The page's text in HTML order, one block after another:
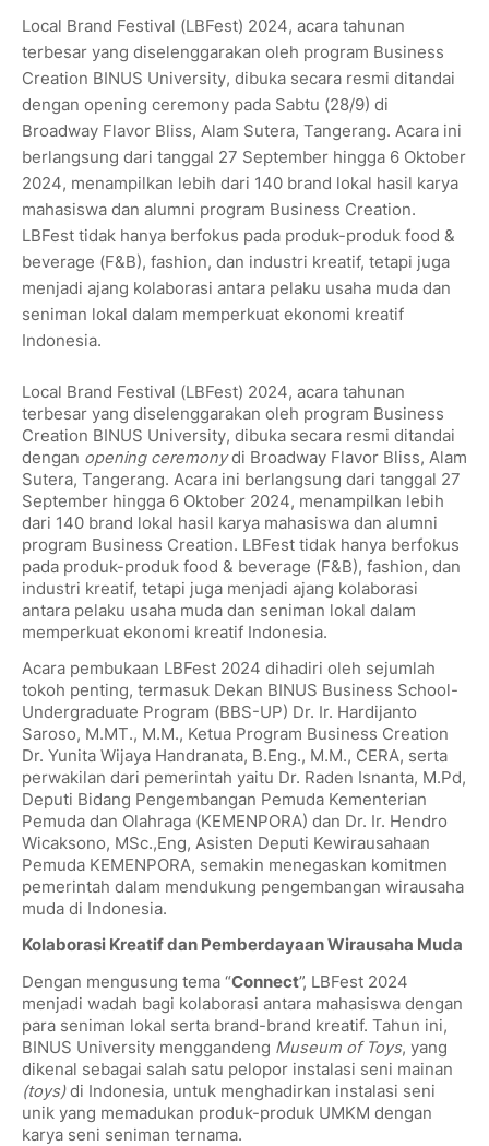
Local Brand Festival (LBFest) 2024, acara tahunan
terbesar yang diselenggarakan oleh program Business
Creation BINUS University, dibuka secara resmi ditandai
dengan opening ceremony pada Sabtu (28/9) di
Broadway Flavor Bliss, Alam Sutera, Tangerang. Acara ini
berlangsung dari tanggal 27 September hingga 6 Oktober
2024, menampilkan lebih dari 140 brand lokal hasil karya
mahasiswa dan alumni program Business Creation.
LBFest tidak hanya berfokus pada produk-produk food &
beverage (F&B), fashion, dan industri kreatif, tetapi juga
menjadi ajang kolaborasi antara pelaku usaha muda dan
seniman lokal dalam memperkuat ekonomi kreatif
Indonesia.
Local Brand Festival (LBFest) 2024, acara tahunan
terbesar yang diselenggarakan oleh program Business
Creation BINUS University, dibuka secara resmi ditandai
dengan opening ceremonydi Broadway Flavor Bliss, Alam
Sutera, Tangerang. Acara ini berlangsung dari tanggal 27
September hingga 6 Oktober 2024, menampilkan lebih
dari 140 brand lokal hasil karya mahasiswa dan alumni
program Business Creation. LBFest tidak hanya berfokus
pada produk-produk food & beverage (F&B), fashion, dan
industri kreatif, tetapi juga menjadi ajang kolaborasi
antara pelaku usaha muda dan seniman lokal dalam
memperkuat ekonomi kreatif Indonesia.
Acara pembukaan LBFest 2024 dihadiri oleh sejumlah
tokoh penting, termasuk Dekan BINUS Business School-
Undergraduate Program (BBS-UP) Dr. Ir. Hardijanto
Saroso, M.MT., M.M., Ketua Program Business Creation
Dr. Yunita Wijaya Handranata, B.Eng., M.M., CERA, serta
perwakilan dari pemerintah yaitu Dr. Raden Isnanta, M.Pd,
Deputi Bidang Pengembangan Pemuda Kementerian
Pemuda dan Olahraga (KEMENPORA) dan Dr. Ir. Hendro
Wicaksono, MSc.,Eng, Asisten Deputi Kewirausahaan
Pemuda KEMENPORA, semakin menegaskan komitmen
pemerintah dalam mendukung pengembangan wirausaha
muda di Indonesia.
Kolaborasi Kreatif dan Pemberdayaan Wirausaha Muda
Dengan mengusung tema “Connect”, LBFest 2024
menjadi wadah bagi kolaborasi antara mahasiswa dengan
para seniman lokal serta brand-brand kreatif. Tahun ini,
BINUS University menggandeng Museum of Toys, yang
dikenal sebagai salah satu pelopor instalasi seni mainan
(toys)di Indonesia, untuk menghadirkan instalasi seni
unik yang memadukan produk-produk UMKM dengan
karya seni seniman ternama.